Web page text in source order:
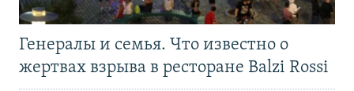
Генералы и семья. Что известно о
жертвах взрыва в ресторане Balzi Rossi